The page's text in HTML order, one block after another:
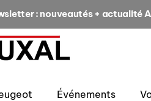
: nouveautés + actualité
Événements